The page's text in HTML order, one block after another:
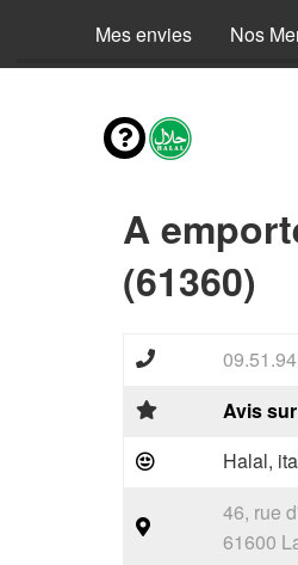
Mes envies Nos
A
(61360)
Avis
Halal,
46, rue
61600